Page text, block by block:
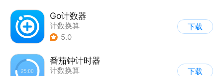
Go计数器
计数换算
5.0
下载
番茄钟计时器
计数换算
下载